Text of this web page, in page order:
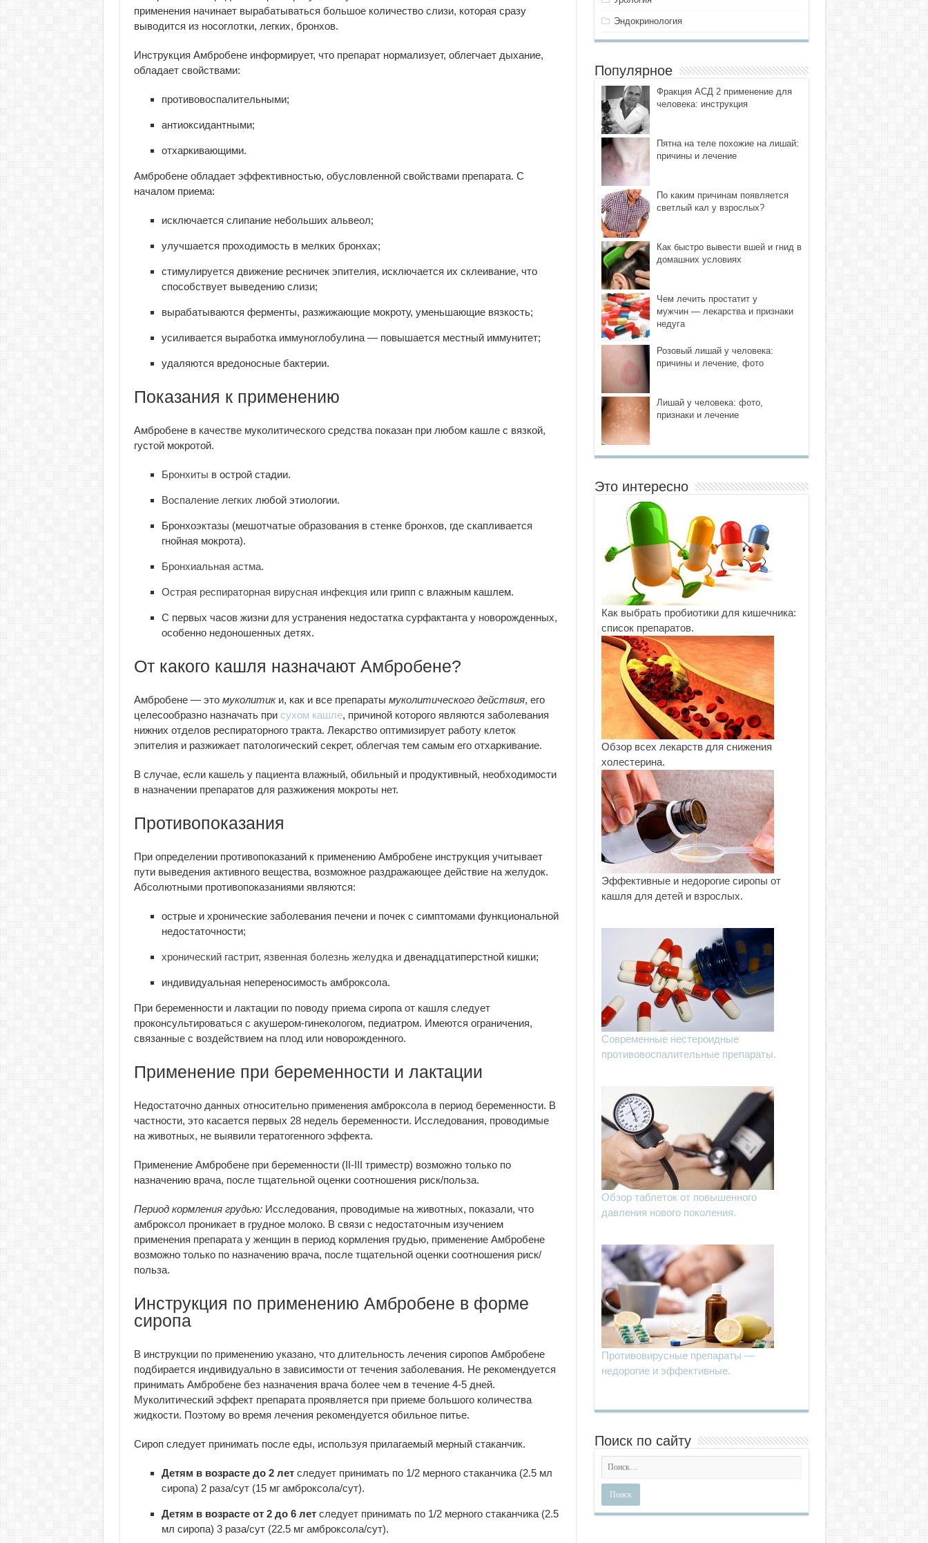
применения начинает вырабатываться большое количество слизи, которая сразу
выводится из носоглотки, легких, бронхов.
Инструкция Амбробене информирует, что препарат нормализует, облегчает дыхание,
обладает свойствами:
противовоспалительными;
антиоксидантными;
отхаркивающими.
Амбробене обладает эффективностью, обусловленной свойствами препарата. С
началом приема:
исключается слипание небольших альвеол;
улучшается проходимость в мелких бронхах;
стимулируется движение ресничек эпителия, исключается их склеивание, что
способствует выведению слизи;
вырабатываются ферменты, разжижающие мокроту, уменьшающие вязкость;
усиливается выработка иммуноглобулина — повышается местный иммунитет;
удаляются вредоносные бактерии.
Показания к применению
Амбробене в качестве муколитического средства показан при любом кашле с вязкой,
густой мокротой.
Бронхиты в острой стадии.
Воспаление легких любой этиологии.
Бронхоэктазы (мешотчатые образования в стенке бронхов, где скапливается
гнойная мокрота).
Бронхиальная астма.
Острая респираторная вирусная инфекция или грипп с влажным кашлем.
С первых часов жизни для устранения недостатка сурфактанта у новорожденных,
особенно недоношенных детях.
От какого кашля назначают Амбробене?
Амбробене — это муколитики, как и все препараты муколитического действия, его
целесообразно назначать при сухом кашле, причиной которого являются заболевания
нижних отделов респираторного тракта. Лекарство оптимизирует работу клеток
эпителия и разжижает патологический секрет, облегчая тем самым его отхаркивание.
В случае, если кашель у пациента влажный, обильный и продуктивный, необходимости
в назначении препаратов для разжижения мокроты нет.
Противопоказания
При определении противопоказаний к применению Амбробене инструкция учитывает
пути выведения активного вещества, возможное раздражающее действие на желудок.
Абсолютными противопоказаниями являются:
острые и хронические заболевания печени и почек с симптомами функциональной
недостаточности;
хронический гастрит, язвенная болезнь желудкаи двенадцатиперстной кишки;
индивидуальная непереносимость амброксола.
При беременности и лактации по поводу приема сиропа от кашля следует
проконсультироваться с акушером-гинекологом, педиатром. Имеются ограничения,
связанные с воздействием на плод или новорожденного.
Применение при беременности и лактации
Недостаточно данных относительно применения амброксола в период беременности. В
частности, это касается первых 28 недель беременности. Исследования, проводимые
на животных, не выявили тератогенного эффекта.
Применение Амбробене при беременности (II-III триместр) возможно только по
назначению врача, после тщательной оценки соотношения риск/польза.
Период кормления грудью: Исследования, проводимые на животных, показали, что
амброксол проникает в грудное молоко. В связи с недостаточным изучением
применения препарата у женщин в период кормления грудью, применение Амбробене
возможно только по назначению врача, после тщательной оценки соотношения риск/
польза.
Инструкция по применению Амбробене в форме
сиропа
В инструкции по применению указано, что длительность лечения сиропов Амбробене
подбирается индивидуально в зависимости от течения заболевания. Не рекомендуется
принимать Амбробене без назначения врача более чем в течение 4-5 дней.
Муколитический эффект препарата проявляется при приеме большого количества
жидкости. Поэтому во время лечения рекомендуется обильное питье.
Сироп следует принимать после еды, используя прилагаемый мерный стаканчик.
Детям в возрасте до 2 летследует принимать по 1/2 мерного стаканчика (2.5 мл
сиропа) 2 раза/сут (15 мг амброксола/сут).
Детям в возрасте от 2 до 6 летследует принимать по 1/2 мерного стаканчика (2.5
мл сиропа) 3 раза/сут (22.5 мг амброксола/сут).
Эндокринология
Популярное
Фракция АСД 2 применение для
человека: инструкция
Пятна на теле похожие на лишай:
причины и лечение
По каким причинам появляется
светлый кал у взрослых?
Как быстро вывести вшей и гнид в
домашних условиях
Чем лечить простатит у
мужчин — лекарства и признаки
недуга
Розовый лишай у человека:
причины и лечение, фото
Лишай у человека: фото,
признаки и лечение
Это интересно
Как выбрать пробиотики для кишечника:
список препаратов.
Обзор всех лекарств для снижения
холестерина.
Эффективные и недорогие сиропы от
кашля для детей и взрослых.
Современные нестероидные
противовоспалительные препараты.
Обзор таблеток от повышенного
давления нового поколения.
Противовирусные препараты —
недорогие и эффективные.
Поиск по сайту